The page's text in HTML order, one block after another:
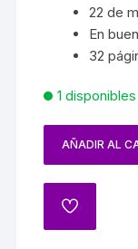
22 de
En
32
1 disponibles
AÑADIR AL